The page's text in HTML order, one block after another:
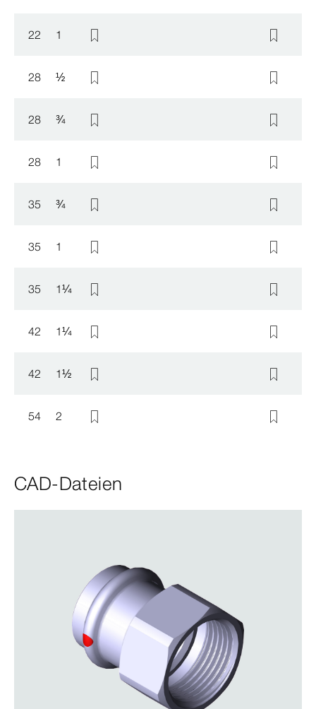
22 1
28 ½
28 ¾
28 1
35 ¾
35 1
35 1¼
42 1¼
42 1½
54 2
CAD-Dateien